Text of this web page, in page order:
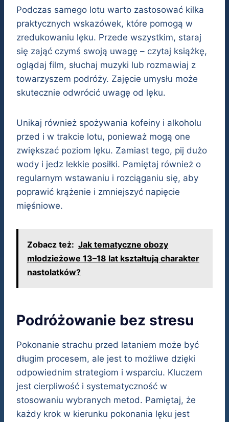
Podczas samego lotu warto zastosować kilka
praktycznych wskazówek, które pomogą w
zredukowaniu lęku. Przede wszystkim, staraj
się zająć czymś swoją uwagę – czytaj książkę,
oglądaj film, słuchaj muzyki lub rozmawiaj z
towarzyszem podróży. Zajęcie umysłu może
skutecznie odwrócić uwagę od lęku.
Unikaj również spożywania kofeiny i alkoholu
przed i w trakcie lotu, ponieważ mogą one
zwiększać poziom lęku. Zamiast tego, pij dużo
wody i jedz lekkie posiłki. Pamiętaj również o
regularnym wstawaniu i rozciąganiu się, aby
poprawić krążenie i zmniejszyć napięcie
mięśniowe.
Zobacz też: Jak tematyczne obozy
młodzieżowe 13–18 lat kształtują charakter
nastolatków?
Podróżowanie bez stresu
Pokonanie strachu przed lataniem może być
długim procesem, ale jest to możliwe dzięki
odpowiednim strategiom i wsparciu. Kluczem
jest cierpliwość i systematyczność w
stosowaniu wybranych metod. Pamiętaj, że
każdy krok w kierunku pokonania lęku jest